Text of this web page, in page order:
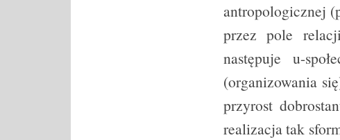
antropologicznej
przez pole
następuje u-
(organizowania
przyrost
realizacja tak